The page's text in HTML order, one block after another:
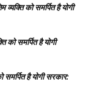
को समर्पित है योगी
को समर्पित है योगी
है योगी सरकार: